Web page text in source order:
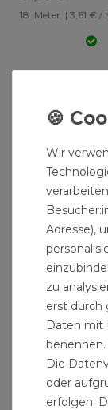
18 Meter | 3,61 € /
Wir
Adresse),
zu
erst durch
Daten mit
benennen.
Die
oder
erfolgen.